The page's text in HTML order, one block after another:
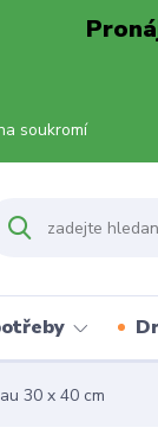
soukromí
30 x 40 cm